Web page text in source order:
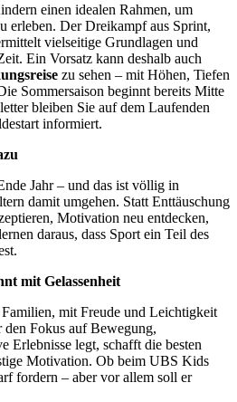
einen idealen Rahmen, um
erleben. Der Dreikampf aus Sprint,
vielseitige Grundlagen und
Ein Vorsatz kann deshalb auch
zu sehen – mit Höhen, Tiefen
Sommersaison beginnt bereits Mitte
bleiben Sie auf dem Laufenden
informiert.
Jahr – und das ist völlig in
damit umgehen. Statt Enttäuschung
Motivation neu entdecken,
daraus, dass Sport ein Teil des
mit Gelassenheit
mit Freude und Leichtigkeit
den Fokus auf Bewegung,
Erlebnisse legt, schafft die besten
Motivation. Ob beim UBS Kids
fordern – aber vor allem soll er